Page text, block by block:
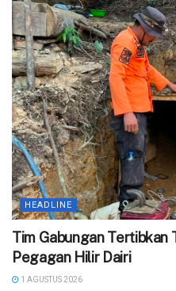
HEADLINE
‎Tim Gabungan Tertibkan
Pegagan Hilir Dairi ‎
1 AGUSTUS 2026